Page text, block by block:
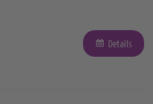
Details